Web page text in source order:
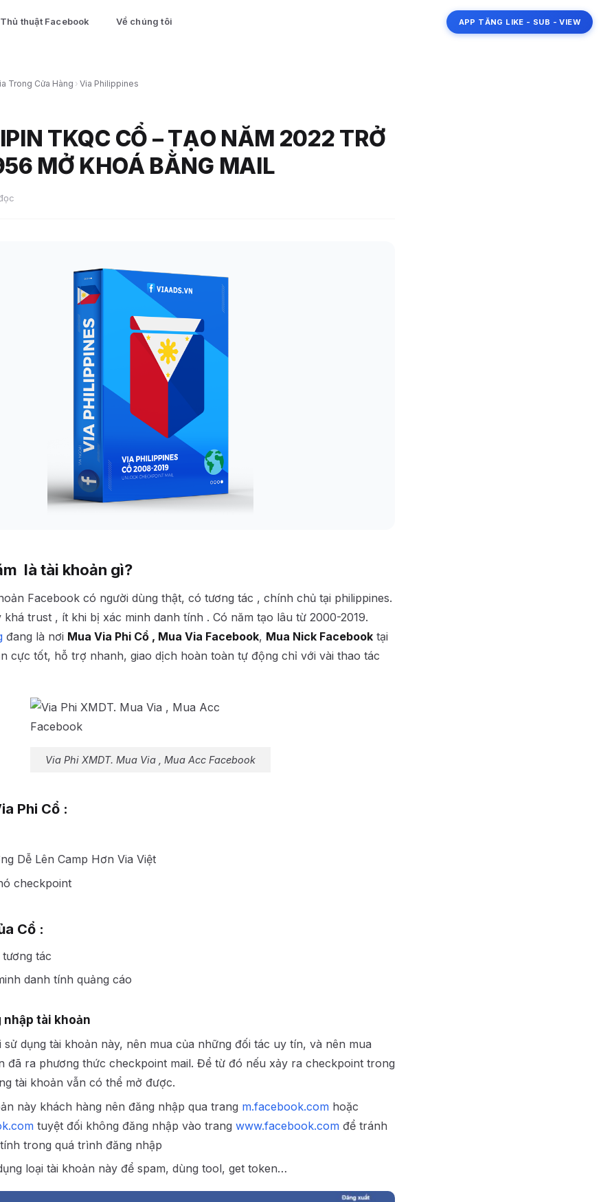
Thủ thuật Facebook Về chúng tôi APP TĂNG LIKE - SUB - VIEW
Trong Cửa Hàng › Via Philippines
TKQC CỔ – TẠO NĂM 2022 TRỞ
MỞ KHOÁ BẰNG MAIL
là tài khoản gì?
Facebook có người dùng thật, có tương tác , chính chủ tại philippines.
khá trust , ít khi bị xác minh danh tính . Có năm tạo lâu từ 2000-2019.
đang là nơi Mua Via Phi Cổ , Mua Via Facebook, Mua Nick Facebook tại
cực tốt, hỗ trợ nhanh, giao dịch hoàn toàn tự động chỉ với vài thao tác
Via Phi XMDT. Mua Via , Mua Acc Facebook
Phi Cổ :
Dễ Lên Camp Hơn Via Việt
checkpoint
Cổ :
tác
danh tính quảng cáo
nhập tài khoản
sử dụng tài khoản này, nên mua của những đối tác uy tín, và nên mua
đã ra phương thức checkpoint mail. Để từ đó nếu xảy ra checkpoint trong
tài khoản vẫn có thể mở được.
này khách hàng nên đăng nhập qua trang m.facebook.com hoặc
tuyệt đối không đăng nhập vào trang www.facebook.com để tránh
trong quá trình đăng nhập
loại tài khoản này để spam, dùng tool, get token…